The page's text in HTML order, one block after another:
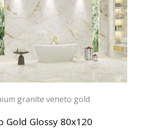
Gold Glossy 80x120